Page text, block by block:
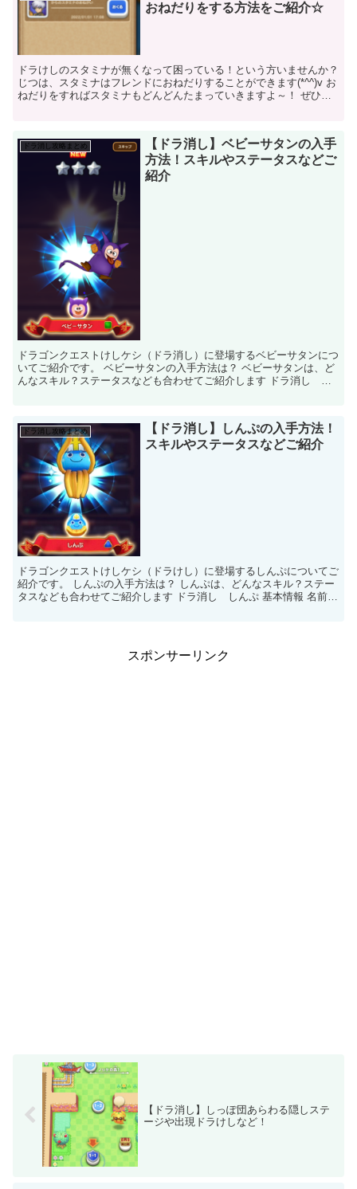
おねだりをする方法をご紹介☆
ドラけしのスタミナが無くなって困っている！という方いませんか？
じつは、スタミナはフレンドにおねだりすることができます(*^^)v お
ねだりをすればスタミナもどんどんたまっていきますよ～！ ぜひや
ドラ消し攻略まとめ
【ドラ消し】ベビーサタンの入手
方法！スキルやステータスなどご
紹介
ドラゴンクエストけしケシ（ドラ消し）に登場するベビーサタンにつ
いてご紹介です。 ベビーサタンの入手方法は？ ベビーサタンは、ど
んなスキル？ステータスなども合わせてご紹介します ドラ消し ベ
ドラ消し攻略まとめ
【ドラ消し】しんぷの入手方法！
スキルやステータスなどご紹介
ドラゴンクエストけしケシ（ドラけし）に登場するしんぷについてご
紹介です。 しんぷの入手方法は？ しんぷは、どんなスキル？ステー
タスなども合わせてご紹介します ドラ消し しんぷ 基本情報 名前
スポンサーリンク
【ドラ消し】しっぽ団あらわる隠しステ
ージや出現ドラけしなど！